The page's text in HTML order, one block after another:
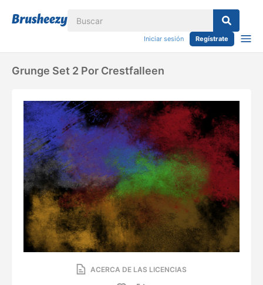
Iniciar sesión Regístrate
Grunge Set 2 Por Crestfalleen
ACERCA DE LAS LICENCIAS